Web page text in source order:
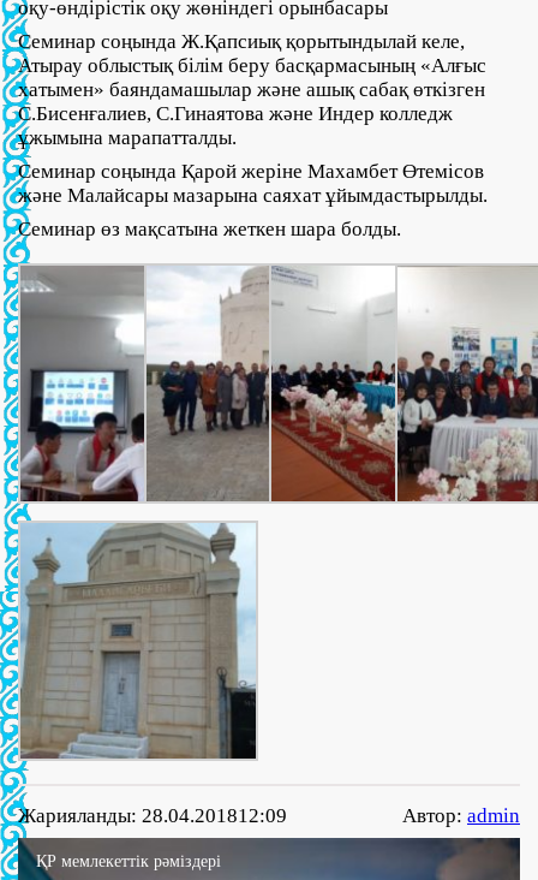
оқу-өндірістік оқу жөніндегі орынбасары
Семинар соңында Ж.Қапсиық қорытындылай келе,
Атырау облыстық білім беру басқармасының «Алғыс
хатымен» баяндамашылар және ашық сабақ өткізген
С.Бисенғалиев, С.Гинаятова және Индер колледж
ұжымына марапатталды.
Семинар соңында Қарой жеріне Махамбет Өтемісов
және Малайсары мазарына саяхат ұйымдастырылды.
Семинар өз мақсатына жеткен шара болды.
Жарияланды: 28.04.201812:09 Автор: admin
ҚР мемлекеттік рәміздері